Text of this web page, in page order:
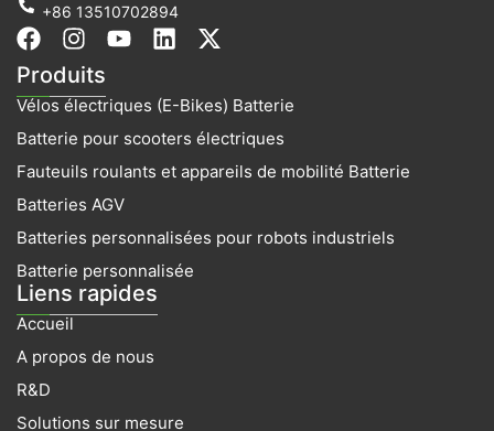
+86 13510702894
F
a
c
e
b
o
k
I
n
s
t
a
g
r
a
m
Y
t
u
b
e
L
k
e
d
i
X
w
i
t
r
Produits
Vélos électriques (E-Bikes) Batterie
Batterie pour scooters électriques
Fauteuils roulants et appareils de mobilité Batterie
Batteries AGV
Batteries personnalisées pour robots industriels
Batterie personnalisée
Liens rapides
Accueil
A propos de nous
R&D
Solutions sur mesure